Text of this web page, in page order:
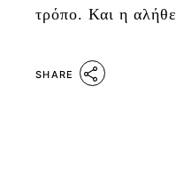
τρόπο. Και η αλήθε
SHARE